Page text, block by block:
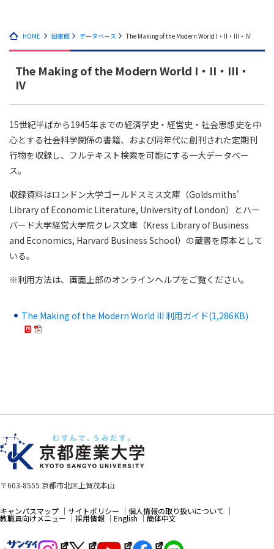
HOME 図書館 データベース The Making of the Modern World I・II・III・IV
The Making of the Modern World I・II・III・
IV
15世紀半ばから1945年までの経済学史・経営史・社会思想史を中
心とする社会科学関係の書籍、および同年代に創刊された定期刊
行物を収録し、フルテキスト検索を可能にする一大データベー
ス。
収録資料はロンドン大学ゴールドスミス文庫（Goldsmiths'
Library of Economic Literature, University of London）とハー
バード大学経営大学院クレス文庫（Kress Library of Business
and Economics, Harvard Business School）の蔵書を原本として
いる。
※利用方法は、画面上部のオンラインヘルプをご覧ください。
The Making of the Modern World III 利用ガイド(1,286KB)
〒603-8555 京都市北区上賀茂本山
キャンパスマップ サイトポリシー 個人情報の取り扱いについて
教職員向けメニュー 採用情報 English 簡体中文